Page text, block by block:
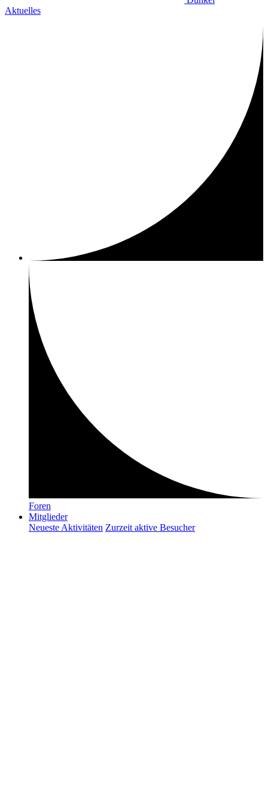
Aktuelles
Foren
Mitglieder
Neueste Aktivitäten Zurzeit aktive Besucher